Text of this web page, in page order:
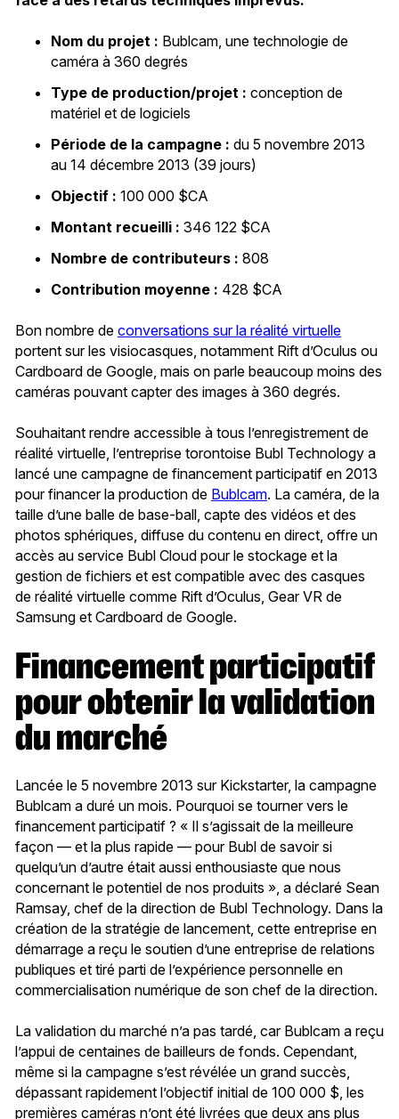
Nom du projet : Bublcam, une technologie de
caméra à 360 degrés
Type de production/projet : conception de
matériel et de logiciels
Période de la campagne : du 5 novembre 2013
au 14 décembre 2013 (39 jours)
Objectif : 100 000 $CA
Montant recueilli : 346 122 $CA
Nombre de contributeurs : 808
Contribution moyenne : 428 $CA
Bon nombre de conversations sur la réalité virtuelle
portent sur les visiocasques, notamment Rift d’Oculus ou
Cardboard de Google, mais on parle beaucoup moins des
caméras pouvant capter des images à 360 degrés.
Souhaitant rendre accessible à tous l’enregistrement de
réalité virtuelle, l’entreprise torontoise Bubl Technology a
lancé une campagne de financement participatif en 2013
pour financer la production de Bublcam. La caméra, de la
taille d’une balle de base-ball, capte des vidéos et des
photos sphériques, diffuse du contenu en direct, offre un
accès au service Bubl Cloud pour le stockage et la
gestion de fichiers et est compatible avec des casques
de réalité virtuelle comme Rift d’Oculus, Gear VR de
Samsung et Cardboard de Google.
Financement participatif
pour obtenir la validation
du marché
Lancée le 5 novembre 2013 sur Kickstarter, la campagne
Bublcam a duré un mois. Pourquoi se tourner vers le
financement participatif ? « Il s’agissait de la meilleure
façon — et la plus rapide — pour Bubl de savoir si
quelqu’un d’autre était aussi enthousiaste que nous
concernant le potentiel de nos produits », a déclaré Sean
Ramsay, chef de la direction de Bubl Technology. Dans la
création de la stratégie de lancement, cette entreprise en
démarrage a reçu le soutien d’une entreprise de relations
publiques et tiré parti de l’expérience personnelle en
commercialisation numérique de son chef de la direction.
La validation du marché n’a pas tardé, car Bublcam a reçu
l’appui de centaines de bailleurs de fonds. Cependant,
même si la campagne s’est révélée un grand succès,
dépassant rapidement l’objectif initial de 100 000 $, les
premières caméras n’ont été livrées que deux ans plus